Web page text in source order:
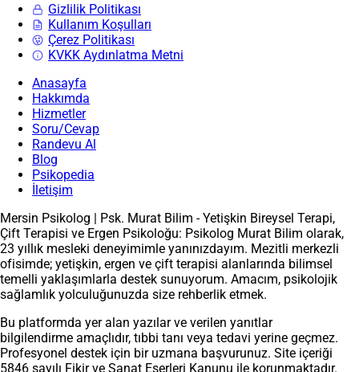
Gizlilik Politikası
Kullanım Koşulları
Çerez Politikası
KVKK Aydınlatma Metni
Anasayfa
Hakkımda
Hizmetler
Soru/Cevap
Randevu Al
Blog
Psikopedia
İletişim
Mersin Psikolog | Psk. Murat Bilim - Yetişkin Bireysel Terapi,
Çift Terapisi ve Ergen Psikoloğu: Psikolog Murat Bilim olarak,
23 yıllık mesleki deneyimimle yanınızdayım. Mezitli merkezli
ofisimde; yetişkin, ergen ve çift terapisi alanlarında bilimsel
temelli yaklaşımlarla destek sunuyorum. Amacım, psikolojik
sağlamlık yolculuğunuzda size rehberlik etmek.
Bu platformda yer alan yazılar ve verilen yanıtlar
bilgilendirme amaçlıdır, tıbbi tanı veya tedavi yerine geçmez.
Profesyonel destek için bir uzmana başvurunuz. Site içeriği
5846 sayılı Fikir ve Sanat Eserleri Kanunu ile korunmaktadır.